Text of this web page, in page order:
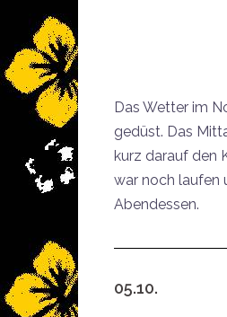
Das Wetter im
gedüst. Das
kurz darauf den
war noch laufen
Abendessen.
05.10.